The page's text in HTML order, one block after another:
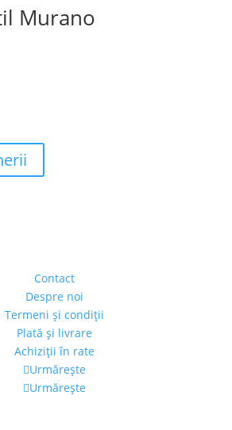
Murano
Contact
Despre noi
Termeni şi condiţii
Plată şi livrare
Achiziţii în rate
Urmărește
Urmărește